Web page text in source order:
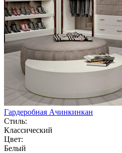
Гардеробная Ачинкинкан
Стиль:
Классический
Цвет:
Белый